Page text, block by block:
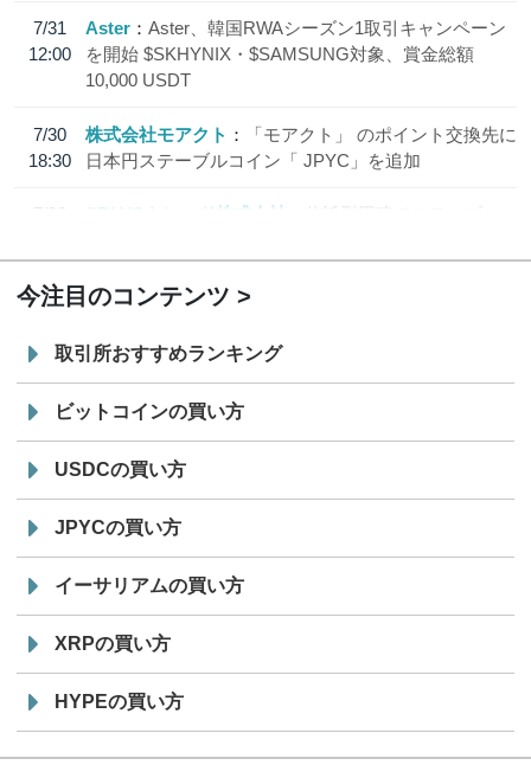
7/31
12:00
Aster
Aster、韓国RWAシーズン1取引キャンペーン
を開始 $SKHYNIX・$SAMSUNG対象、賞金総額
10,000 USDT
7/30
18:30
株式会社モアクト
「モアクト」 のポイント交換先に
日本円ステーブルコイン「 JPYC」を追加
7/29
SBI VCトレード株式会社
信託型円建てステーブル
今注目のコンテンツ
取引所おすすめランキング
ビットコインの買い方
USDCの買い方
JPYCの買い方
イーサリアムの買い方
XRPの買い方
HYPEの買い方